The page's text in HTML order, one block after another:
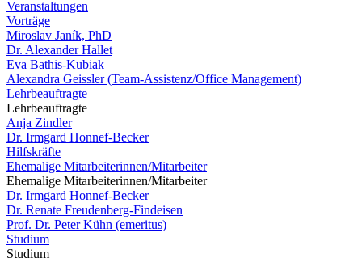
Veranstaltungen
Vorträge
Miroslav Janík, PhD
Dr. Alexander Hallet
Eva Bathis-Kubiak
Alexandra Geissler (Team-Assistenz/Office Management)
Lehrbeauftragte
Lehrbeauftragte
Anja Zindler
Dr. Irmgard Honnef-Becker
Hilfskräfte
Ehemalige Mitarbeiterinnen/Mitarbeiter
Ehemalige Mitarbeiterinnen/Mitarbeiter
Dr. Irmgard Honnef-Becker
Dr. Renate Freudenberg-Findeisen
Prof. Dr. Peter Kühn (emeritus)
Studium
Studium